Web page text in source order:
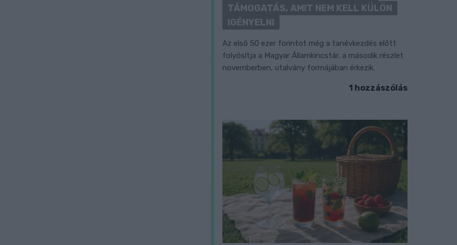
TÁMOGATÁS, AMIT NEM KELL KÜLÖN
IGÉNYELNI
Az első 50 ezer forintot még a tanévkezdés előtt
folyósítja a Magyar Államkincstár, a második részlet
novemberben, utalvány formájában érkezik.
1 hozzászólás